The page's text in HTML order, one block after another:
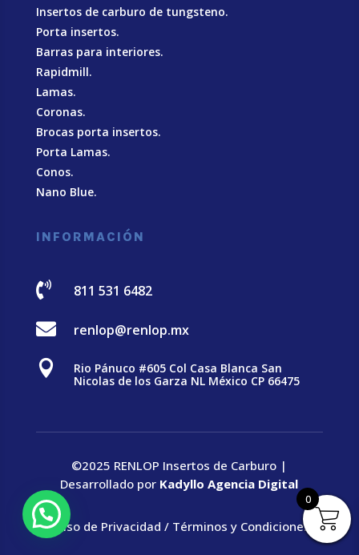
Insertos de carburo de tungsteno.
Porta insertos.
Barras para interiores.
Rapidmill.
Lamas.
Coronas.
Brocas porta insertos.
Porta Lamas.
Conos.
Nano Blue.
INFORMACIÓN
 811 531 6482
 renlop@renlop.mx

Rio Pánuco #605 Col Casa Blanca San
Nicolas de los Garza NL México CP 66475
©2025 RENLOP Insertos de Carburo |
Desarrollado por Kadyllo Agencia Digital
Aviso de Privacidad / Términos y Condiciones
0